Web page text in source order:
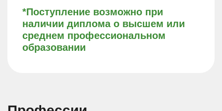
*Поступление возможно при
наличии диплома о высшем или
среднем профессиональном
образовании